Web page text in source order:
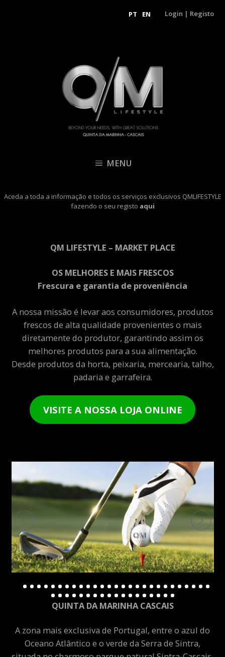
PT EN Login | Registo
MENU
Aceda a toda a informação e todos os serviços exclusivos QMLIFESTYLE
fazendo o seu registo aqui
QM LIFESTYLE – MARKET PLACE
OS MELHORES E MAIS FRESCOS
Frescura e garantia de proveniência
A nossa missão é levar aos consumidores, produtos
frescos de alta qualidade provenientes o mais
diretamente do produtor, garantindo assim os
melhores produtos para a sua alimentação.
Desde produtos da horta, peixaria, mercearia, talho,
padaria e garrafeira.
VISITE A NOSSA LOJA ONLINE
QUINTA DA MARINHA CASCAIS
A zona mais exclusiva de Portugal, entre o azul do
Oceano Atlântico e o verde da Serra de Sintra,